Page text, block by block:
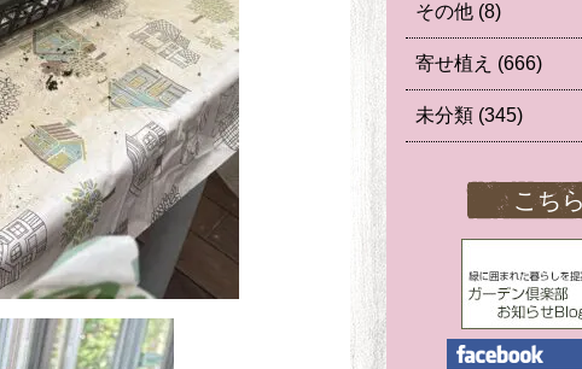
その他 (8)
寄せ植え (666)
未分類 (345)
こち